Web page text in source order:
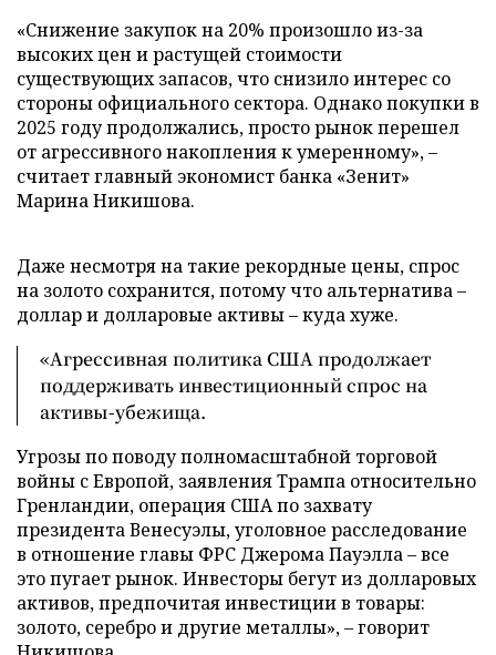
«Снижение закупок на 20% произошло из-за
высоких цен и растущей стоимости
существующих запасов, что снизило интерес со
стороны официального сектора. Однако покупки в
2025 году продолжались, просто рынок перешел
от агрессивного накопления к умеренному», –
считает главный экономист банка «Зенит»
Марина Никишова.
Даже несмотря на такие рекордные цены, спрос
на золото сохранится, потому что альтернатива –
доллар и долларовые активы – куда хуже.
«Агрессивная политика США продолжает
поддерживать инвестиционный спрос на
активы-убежища.
Угрозы по поводу полномасштабной торговой
войны с Европой, заявления Трампа относительно
Гренландии, операция США по захвату
президента Венесуэлы, уголовное расследование
в отношение главы ФРС Джерома Пауэлла – все
это пугает рынок. Инвесторы бегут из долларовых
активов, предпочитая инвестиции в товары:
золото, серебро и другие металлы», – говорит